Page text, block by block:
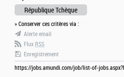
République Tchèque
» Conserver ces critères via :
Alerte email
Flux RSS
Enregistrement
https://jobs.amundi.com/job/list-of-